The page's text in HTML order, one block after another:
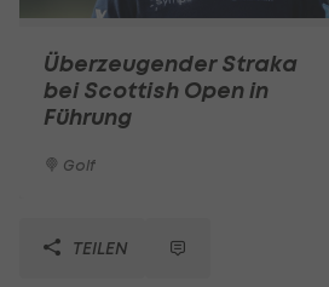
Überzeugender Straka
bei Scottish Open in
Führung
Golf
TEILEN